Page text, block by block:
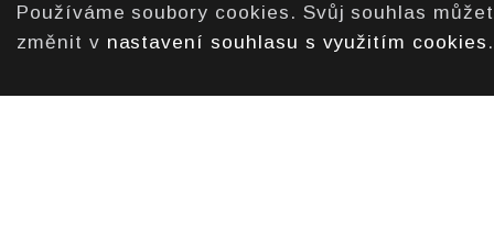
Používáme soubory cookies. Svůj souhlas
změnit v nastavení souhlasu s využitím cookies .